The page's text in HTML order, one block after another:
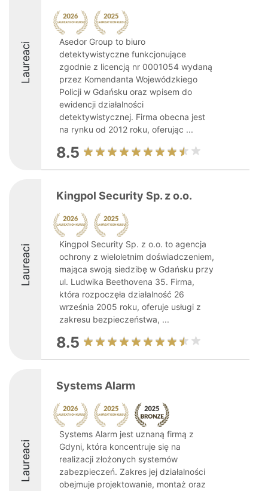
Laureaci
Asedor Group to biuro
detektywistyczne funkcjonujące
zgodnie z licencją nr 0001054 wydaną
przez Komendanta Wojewódzkiego
Policji w Gdańsku oraz wpisem do
ewidencji działalności
detektywistycznej. Firma obecna jest
na rynku od 2012 roku, oferując ...
8.5
Laureaci
Kingpol Security Sp. z o.o.
Kingpol Security Sp. z o.o. to agencja
ochrony z wieloletnim doświadczeniem,
mająca swoją siedzibę w Gdańsku przy
ul. Ludwika Beethovena 35. Firma,
która rozpoczęła działalność 26
września 2005 roku, oferuje usługi z
zakresu bezpieczeństwa, ...
8.5
Laureaci
Systems Alarm
Systems Alarm jest uznaną firmą z
Gdyni, która koncentruje się na
realizacji złożonych systemów
zabezpieczeń. Zakres jej działalności
obejmuje projektowanie, montaż oraz